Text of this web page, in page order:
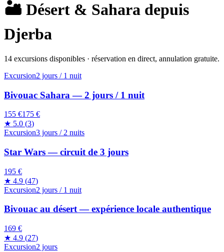
🏜️ Désert & Sahara depuis
Djerba
14 excursions disponibles · réservation en direct, annulation gratuite.
Excursion2 jours / 1 nuit
Bivouac Sahara — 2 jours / 1 nuit
155 €175 €
★ 5.0 (3)
Excursion3 jours / 2 nuits
Star Wars — circuit de 3 jours
195 €
★ 4.9 (47)
Excursion2 jours / 1 nuit
Bivouac au désert — expérience locale authentique
169 €
★ 4.9 (27)
Excursion2 jours